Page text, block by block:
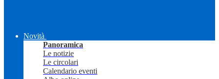
Novità
Panoramica
Le notizie
Le circolari
Calendario eventi